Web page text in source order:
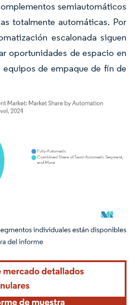
semiautomáticos
totalmente automáticas. Por
escalonada siguen
oportunidades de espacio en
de empaque de fin de
atribución según CC BY 4.0.